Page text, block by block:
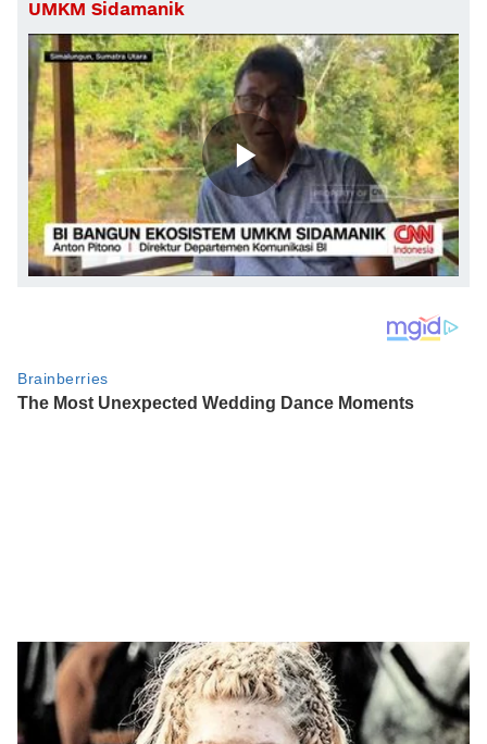
UMKM Sidamanik